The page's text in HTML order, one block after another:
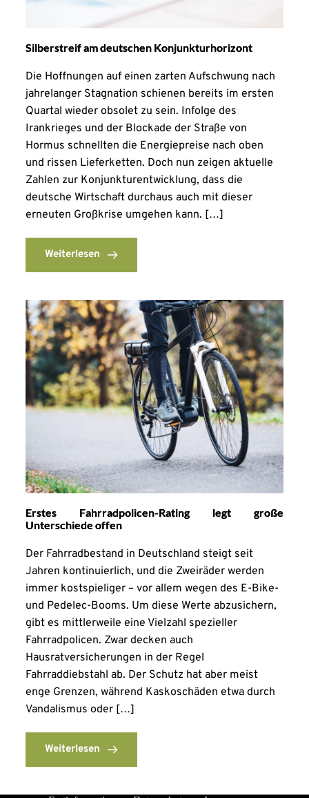
Silberstreif am deutschen Konjunkturhorizont
Die Hoffnungen auf einen zarten Aufschwung nach
jahrelanger Stagnation schienen bereits im ersten
Quartal wieder obsolet zu sein. Infolge des
Irankrieges und der Blockade der Straße von
Hormus schnellten die Energiepreise nach oben
und rissen Lieferketten. Doch nun zeigen aktuelle
Zahlen zur Konjunkturentwicklung, dass die
deutsche Wirtschaft durchaus auch mit dieser
erneuten Großkrise umgehen kann. […]
Weiterlesen
Erstes Fahrradpolicen-Rating legt große
Unterschiede offen
Der Fahrradbestand in Deutschland steigt seit
Jahren kontinuierlich, und die Zweiräder werden
immer kostspieliger – vor allem wegen des E-Bike-
und Pedelec-Booms. Um diese Werte abzusichern,
gibt es mittlerweile eine Vielzahl spezieller
Fahrradpolicen. Zwar decken auch
Hausratversicherungen in der Regel
Fahrraddiebstahl ab. Der Schutz hat aber meist
enge Grenzen, während Kaskoschäden etwa durch
Vandalismus oder […]
Weiterlesen